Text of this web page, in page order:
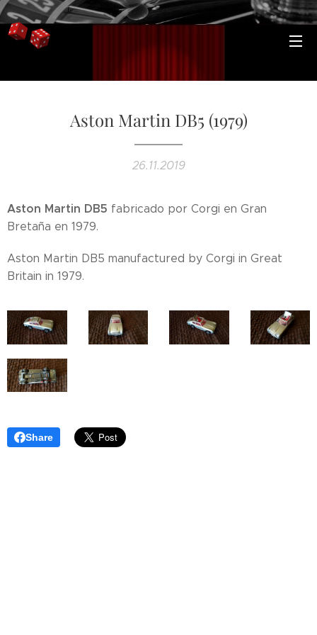
Aston Martin DB5 (1979)
26.11.2019
Aston Martin DB5 fabricado por Corgi en Gran
Bretaña en 1979.
Aston Martin DB5 manufactured by Corgi in Great
Britain in 1979.
Share